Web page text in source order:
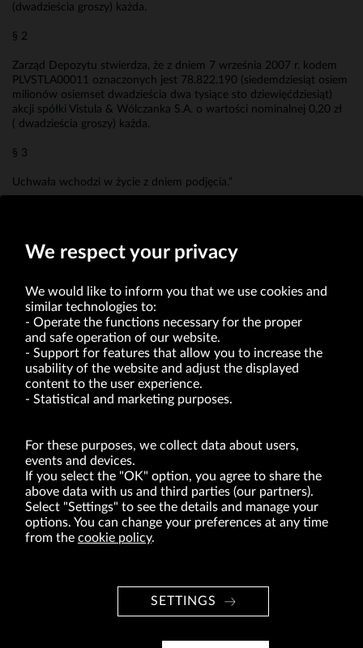
(dwadzieścia groszy) każda.
§ 2
Zarząd Depozytu stwierdza, że z dniem 7 września 2007 r. kodem
PLVSTLA00011 oznaczonych jest 78.822.190 (siedemdziesiąt osiem
milionów osiemset dwadzieścia dwa tysiące sto dziewięćdziesiąt)
akcji spółki Vistula & Wólczanka S.A. o wartości nominalnej 0,20 zł
( dwadzieścia groszy) każda.
§ 3
Uchwała wchodzi w życie z dniem podjęcia.”
VRG S.A. | 10 Pilotów Street | 31-462 Kraków
Tax Identification Number: 675-000-03-61
District Court for Kraków-Śródmieście in Kraków
XI Economic Department of the National Court Register number 0000047082
of act of 8.03.2013 on combating excessive late payment in commercial transactions
(Journal of Laws of 2019, item 118 as amended).
BRANDS
We respect your privacy
We would like to inform you that we use cookies and
similar technologies to:
Operate the functions necessary for the proper
and safe operation of our website.
Support for features that allow you to increase the
usability of the website and adjust the displayed
content to the user experience.
Statistical and marketing purposes.
For these purposes, we collect data about users,
events and devices.
If you select the "OK" option, you agree to share the
above data with us and third parties (our partners).
Select "Settings" to see the details and manage your
options. You can change your preferences at any time
from the cookie policy.
SETTINGS